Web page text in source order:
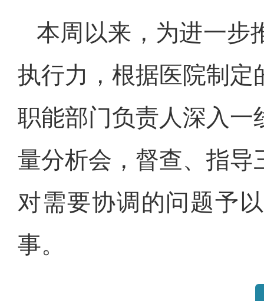
本周以来，为进一步
执行力，根据医院制定
职能部门负责人深入一
量分析会，督查、指导
对需要协调的问题予
事。